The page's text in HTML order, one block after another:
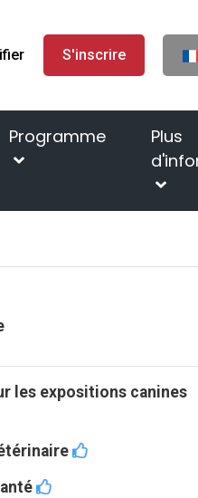
S'inscrire
Programme
Plus
Bellami Black Tainaya
les expositions canines